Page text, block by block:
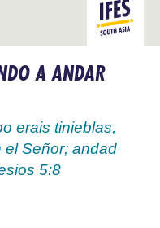
ASIA DEL
SUR
A ANDAR
erais tinieblas,
el Señor; andad
5:8